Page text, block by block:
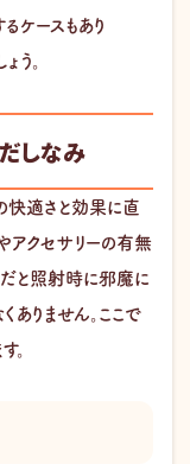
ケースもあり
う。
しなみ
快適さと効果に直
アクセサリーの有無
だと照射時に邪魔に
ありません。ここで
。